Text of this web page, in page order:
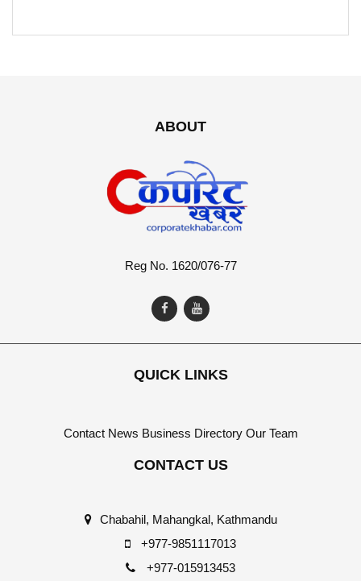
ABOUT
Reg No. 1620/076-77
QUICK LINKS
Contact News Business Directory Our Team
CONTACT US
Chabahil, Mahangkal, Kathmandu
+977-9851117013
+977-015913453